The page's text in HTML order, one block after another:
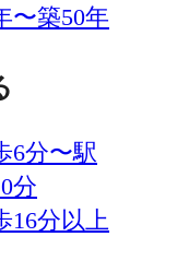
〜築50年
6分〜駅
分
16分以上